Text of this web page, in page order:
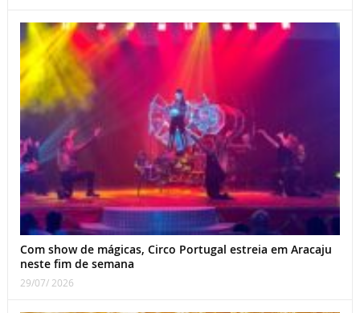
Com show de mágicas, Circo Portugal estreia em Aracaju
neste fim de semana
29/07/ 2026